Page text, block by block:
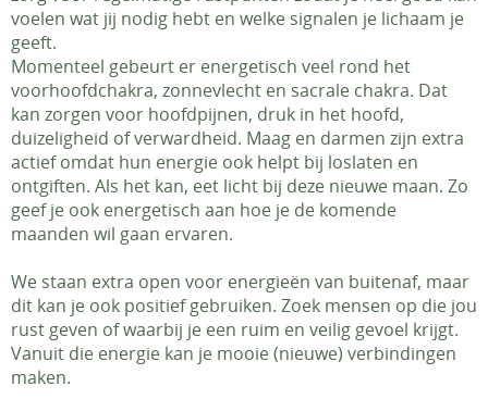
voelen wat jij nodig hebt en welke signalen je lichaam je
geeft.
Momenteel gebeurt er energetisch veel rond het
voorhoofdchakra, zonnevlecht en sacrale chakra. Dat
kan zorgen voor hoofdpijnen, druk in het hoofd,
duizeligheid of verwardheid. Maag en darmen zijn extra
actief omdat hun energie ook helpt bij loslaten en
ontgiften. Als het kan, eet licht bij deze nieuwe maan. Zo
geef je ook energetisch aan hoe je de komende
maanden wil gaan ervaren.
We staan extra open voor energieën van buitenaf, maar
dit kan je ook positief gebruiken. Zoek mensen op die jou
rust geven of waarbij je een ruim en veilig gevoel krijgt.
Vanuit die energie kan je mooie (nieuwe) verbindingen
maken.